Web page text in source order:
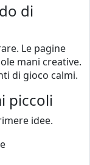
di
Le pagine
mani creative.
di gioco calmi.
piccoli
idee.